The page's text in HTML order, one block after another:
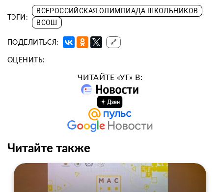
ТЭГИ:
ВСЕРОССИЙСКАЯ ОЛИМПИАДА ШКОЛЬНИКОВ
ВСОШ
ПОДЕЛИТЬСЯ: 🔗
ОЦЕНИТЬ:
ЧИТАЙТЕ «УГ» В:
Читайте также